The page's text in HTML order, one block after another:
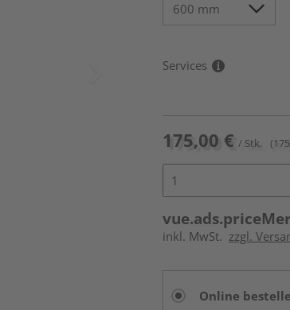
Services
175,00 € / Stk.
inkl. MwSt. zzgl.
Online